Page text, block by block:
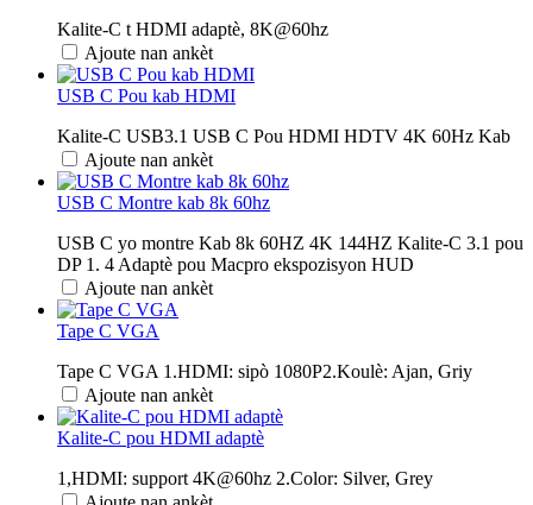
Kalite-C t HDMI adaptè, 8K@60hz
Ajoute nan ankèt
USB C Pou kab HDMI
Kalite-C USB3.1 USB C Pou HDMI HDTV 4K 60Hz Kab
Ajoute nan ankèt
USB C Montre kab 8k 60hz
USB C yo montre Kab 8k 60HZ 4K 144HZ Kalite-C 3.1 pou
DP 1. 4 Adaptè pou Macpro ekspozisyon HUD
Ajoute nan ankèt
Tape C VGA
Tape C VGA 1.HDMI: sipò 1080P2.Koulè: Ajan, Griy
Ajoute nan ankèt
Kalite-C pou HDMI adaptè
1,HDMI: support 4K@60hz 2.Color: Silver, Grey